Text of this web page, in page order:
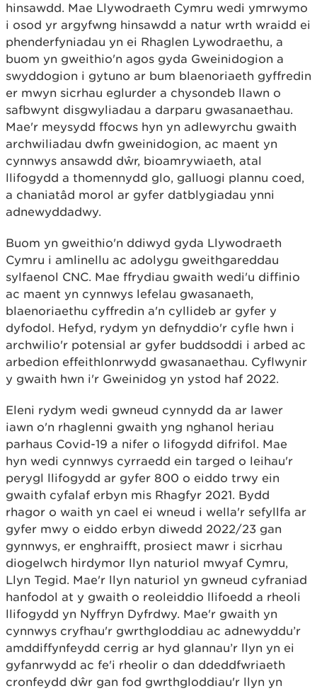
hinsawdd. Mae Llywodraeth Cymru wedi ymrwymo
i osod yr argyfwng hinsawdd a natur wrth wraidd ei
phenderfyniadau yn ei Rhaglen Lywodraethu, a
buom yn gweithio'n agos gyda Gweinidogion a
swyddogion i gytuno ar bum blaenoriaeth gyffredin
er mwyn sicrhau eglurder a chysondeb llawn o
safbwynt disgwyliadau a darparu gwasanaethau.
Mae'r meysydd ffocws hyn yn adlewyrchu gwaith
archwiliadau dwfn gweinidogion, ac maent yn
cynnwys ansawdd dŵr, bioamrywiaeth, atal
llifogydd a thomennydd glo, galluogi plannu coed,
a chaniatâd morol ar gyfer datblygiadau ynni
adnewyddadwy.
Buom yn gweithio'n ddiwyd gyda Llywodraeth
Cymru i amlinellu ac adolygu gweithgareddau
sylfaenol CNC. Mae ffrydiau gwaith wedi'u diffinio
ac maent yn cynnwys lefelau gwasanaeth,
blaenoriaethu cyffredin a'n cyllideb ar gyfer y
dyfodol. Hefyd, rydym yn defnyddio'r cyfle hwn i
archwilio'r potensial ar gyfer buddsoddi i arbed ac
arbedion effeithlonrwydd gwasanaethau. Cyflwynir
y gwaith hwn i'r Gweinidog yn ystod haf 2022.
Eleni rydym wedi gwneud cynnydd da ar lawer
iawn o'n rhaglenni gwaith yng nghanol heriau
parhaus Covid-19 a nifer o lifogydd difrifol. Mae
hyn wedi cynnwys cyrraedd ein targed o leihau'r
perygl llifogydd ar gyfer 800 o eiddo trwy ein
gwaith cyfalaf erbyn mis Rhagfyr 2021. Bydd
rhagor o waith yn cael ei wneud i wella'r sefyllfa ar
gyfer mwy o eiddo erbyn diwedd 2022/23 gan
gynnwys, er enghraifft, prosiect mawr i sicrhau
diogelwch hirdymor llyn naturiol mwyaf Cymru,
Llyn Tegid. Mae'r llyn naturiol yn gwneud cyfraniad
hanfodol at y gwaith o reoleiddio llifoedd a rheoli
llifogydd yn Nyffryn Dyfrdwy. Mae'r gwaith yn
cynnwys cryfhau'r gwrthgloddiau ac adnewyddu’r
amddiffynfeydd cerrig ar hyd glannau’r llyn yn ei
gyfanrwydd ac fe'i rheolir o dan ddeddfwriaeth
cronfeydd dŵr gan fod gwrthgloddiau'r llyn yn